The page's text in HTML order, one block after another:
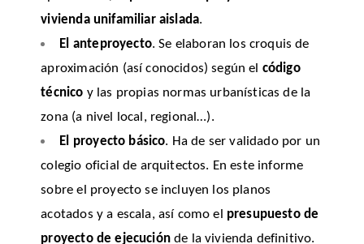
vivienda unifamiliar aislada.
El anteproyecto. Se elaboran los croquis de
aproximación (así conocidos) según el código
técnico y las propias normas urbanísticas de la
zona (a nivel local, regional…).
El proyecto básico. Ha de ser validado por un
colegio oficial de arquitectos. En este informe
sobre el proyecto se incluyen los planos
acotados y a escala, así como el presupuesto de
proyecto de ejecuciónde la vivienda definitivo.